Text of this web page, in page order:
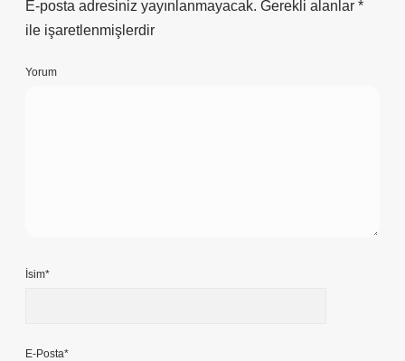
E-posta adresiniz yayınlanmayacak. Gerekli alanlar *
ile işaretlenmişlerdir
Yorum
İsim*
E-Posta*